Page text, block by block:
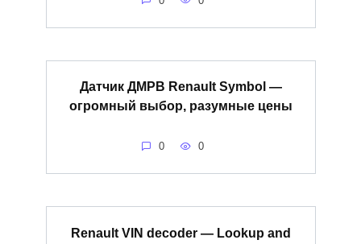
Датчик ДМРВ Renault Symbol —
огромный выбор, разумные цены
0 0
Renault VIN decoder — Lookup and